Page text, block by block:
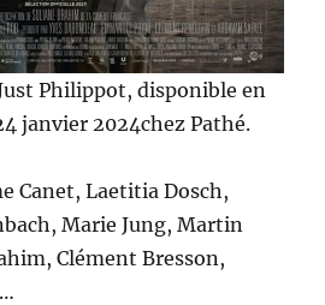
Philippot, disponible en
janvier 2024chez Pathé.
Canet, Laetitia Dosch,
Marie Jung, Martin
Clément Bresson,